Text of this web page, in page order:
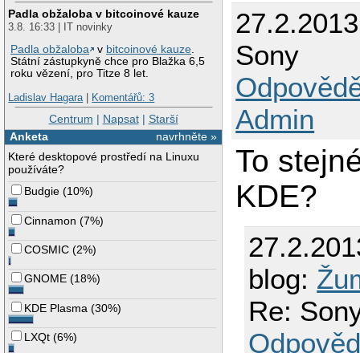
Padla obžaloba v bitcoinové kauze
3.8. 16:33 | IT novinky
Padla obžaloba
v bitcoinové kauze.
Státní zástupkyně chce pro Blažka 6,5
roku vězení, pro Titze 8 let.
Ladislav Hagara| Komentářů: 3
Centrum | Napsat| Starší
navrhněte »
Anketa
Které desktopové prostředí na Linuxu
používáte?
Budgie (10%)
Cinnamon (7%)
COSMIC (2%)
GNOME (18%)
KDE Plasma (30%)
LXQt (6%)
Sony
Admin
To
KDE?
blog:
Re: